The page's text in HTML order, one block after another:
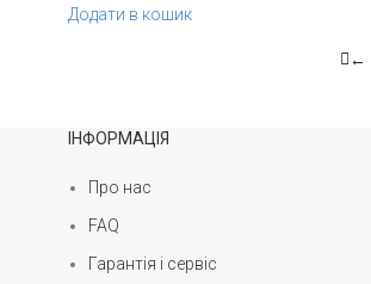
Додати в кошик
←
ІНФОРМАЦІЯ
Про нас
FAQ
Гарантія і сервіс